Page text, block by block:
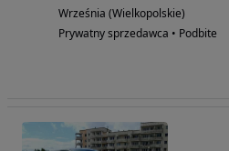
Września (Wielkopolskie)
Prywatny sprzedawca • Podbite